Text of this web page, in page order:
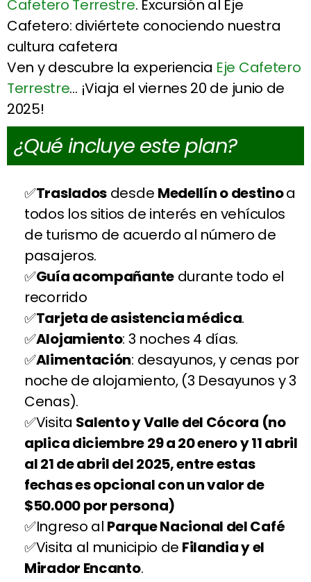
Cafetero Terrestre. Excursión al Eje
Cafetero: diviértete conociendo nuestra
cultura cafetera
Ven y descubre la experiencia Eje Cafetero
Terrestre… ¡Viaja el viernes 20 de junio de
2025!
¿Qué incluye este plan?
Traslados desde Medellín o destinoa
todos los sitios de interés en vehículos
de turismo de acuerdo al número de
pasajeros.
Guía acompañantedurante todo el
recorrido
Tarjeta de asistencia médica.
Alojamiento: 3 noches 4 días.
Alimentación: desayunos, y cenas por
noche de alojamiento, (3 Desayunos y 3
Cenas).
Visita Salento y Valle del Cócora (no
aplica diciembre 29 a 20 enero y 11 abril
al 21 de abril del 2025, entre estas
fechas es opcional con un valor de
$50.000 por persona)
Ingreso al Parque Nacional del Café
Visita al municipio de Filandia y el
Mirador Encanto.